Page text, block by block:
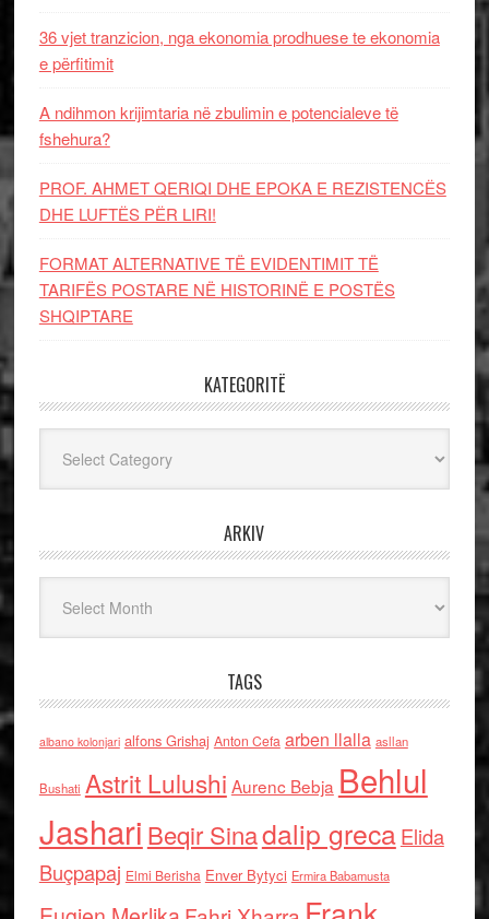
36 vjet tranzicion, nga ekonomia prodhuese te ekonomia
e përfitimit
A ndihmon krijimtaria në zbulimin e potencialeve të
fshehura?
PROF. AHMET QERIQI DHE EPOKA E REZISTENCЁS
DHE LUFTЁS PЁR LIRI!
FORMAT ALTERNATIVE TË EVIDENTIMIT TË
TARIFËS POSTARE NË HISTORINË E POSTËS
SHQIPTARE
KATEGORITË
ARKIV
TAGS
albano kolonjari alfons Grishaj Anton Cefa arben llalla asllan
Bushati Astrit Lulushi Aurenc Bebja Behlul
Jashari Beqir Sinadalip grecaElida
Buçpapaj Elmi Berisha Enver Bytyci Ermira Babamusta